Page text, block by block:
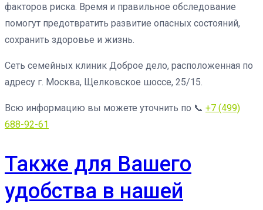
факторов риска. Время и правильное обследование
помогут предотвратить развитие опасных состояний,
сохранить здоровье и жизнь.
Сеть семейных клиник Доброе дело, расположенная по
адресу г. Москва, Щелковское шоссе, 25/15.
Всю информацию вы можете уточнить по 📞 +7 (499)
688-92-61
Также для Вашего
удобства в нашей